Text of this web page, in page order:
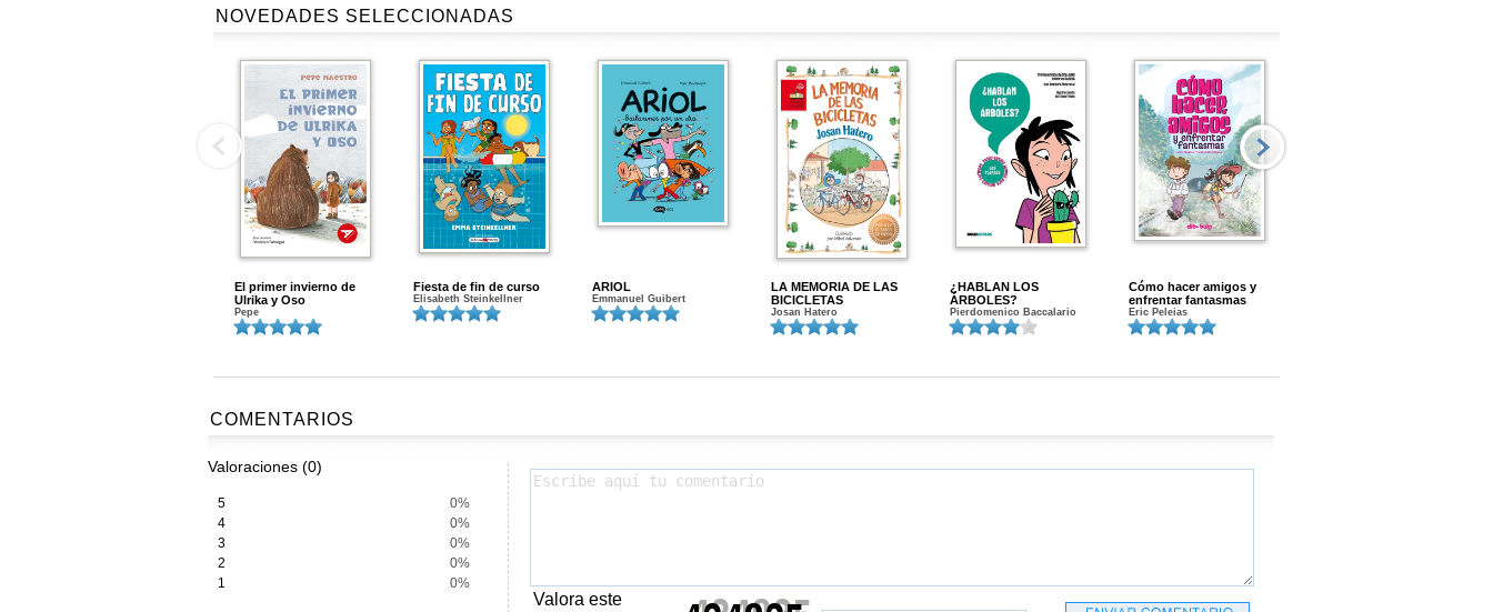
NOVEDADES SELECCIONADAS
El primer invierno de
Ulrika y Oso
Pepe
Fiesta de fin de curso
Elisabeth Steinkellner
ARIOL
Emmanuel Guibert
LA MEMORIA DE LAS
BICICLETAS
Josan Hatero
¿HABLAN LOS
ÁRBOLES?
Pierdomenico Baccalario
Cómo hacer amigos y
enfrentar fantasmas
Eric Peleias
COMENTARIOS
Valoraciones (0)
5
0%
4
0%
3
0%
2
0%
1
0%
Valora este